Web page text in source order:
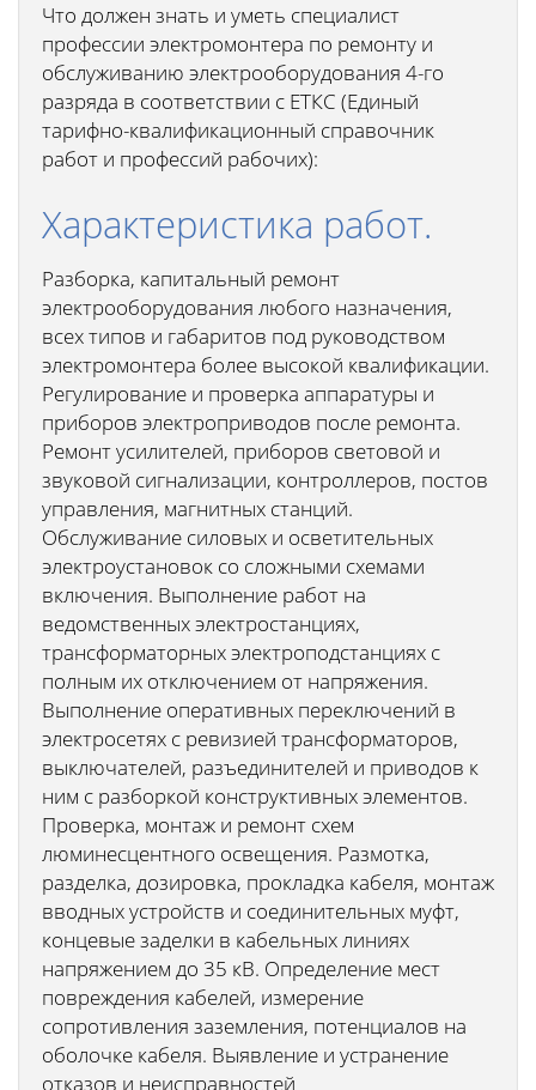
Что должен знать и уметь специалист
профессии электромонтера по ремонту и
обслуживанию электрооборудования 4-го
разряда в соответствии с ЕТКС (Единый
тарифно-квалификационный справочник
работ и профессий рабочих):
Характеристика работ.
Разборка, капитальный ремонт
электрооборудования любого назначения,
всех типов и габаритов под руководством
электромонтера более высокой квалификации.
Регулирование и проверка аппаратуры и
приборов электроприводов после ремонта.
Ремонт усилителей, приборов световой и
звуковой сигнализации, контроллеров, постов
управления, магнитных станций.
Обслуживание силовых и осветительных
электроустановок со сложными схемами
включения. Выполнение работ на
ведомственных электростанциях,
трансформаторных электроподстанциях с
полным их отключением от напряжения.
Выполнение оперативных переключений в
электросетях с ревизией трансформаторов,
выключателей, разъединителей и приводов к
ним с разборкой конструктивных элементов.
Проверка, монтаж и ремонт схем
люминесцентного освещения. Размотка,
разделка, дозировка, прокладка кабеля, монтаж
вводных устройств и соединительных муфт,
концевые заделки в кабельных линиях
напряжением до 35 кВ. Определение мест
повреждения кабелей, измерение
сопротивления заземления, потенциалов на
оболочке кабеля. Выявление и устранение
отказов и неисправностей